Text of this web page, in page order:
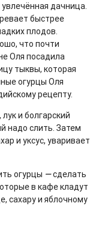
дачница.
быстрее
плодов.
что почти
Оля посадила
тыквы, которая
огурцы Оля
рецепту.
и болгарский
надо слить. Затем
и уксус, уваривает
огурцы —сделать
в кафе кладут
сахару и яблочному